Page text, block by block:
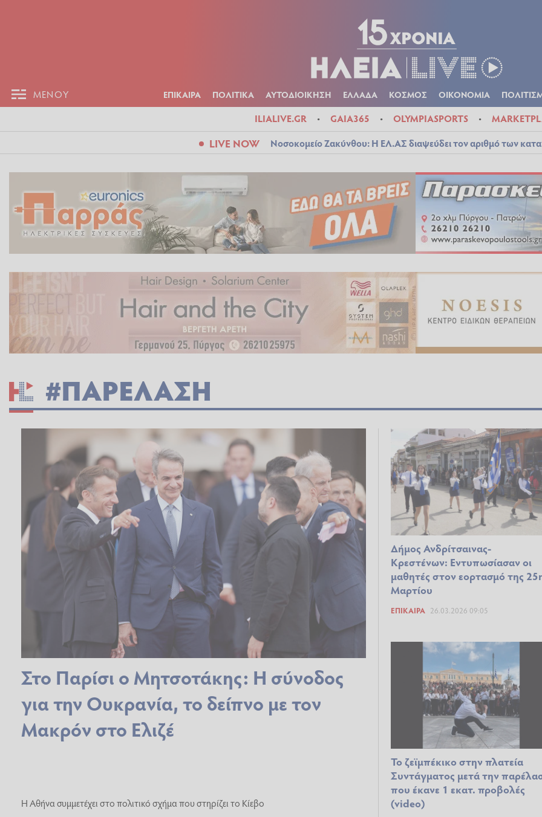
ΜΕΝΟΥ ΕΠΙΚΑΙΡΑ ΠΟΛΙΤΙΚΑ ΑΥΤΟΔΙΟΙΚΗΣΗ ΕΛΛΑΔΑ ΚΟΣΜΟΣ ΟΙΚΟΝΟΜΙΑ
ILIALIVE.GR GAIA365 OLYMPIASPORTS
LIVE NOW Νοσοκομείο Ζακύνθου: Η ΕΛ.ΑΣ διαψεύδει τον αριθμό των
#ΠΑΡΕΛΑΣΗ
Στο Παρίσι ο Μητσοτάκης: Η σύνοδος
για την Ουκρανία, το δείπνο με τον
Μακρόν στο Ελιζέ
Η Αθήνα συμμετέχει στο πολιτικό σχήμα που στηρίζει το Κίεβο
Δήμος Ανδρίτσαινας-
Κρεστένων: Εντυπωσίασαν οι
μαθητές στον εορτασμό της
Μαρτίου
ΕΠΊΚΑΙΡΑ 26.03.2026 09:05
Το ζεϊμπέκικο στην πλατεία
Συντάγματος μετά την
που έκανε 1 εκατ. προβολές
(video)